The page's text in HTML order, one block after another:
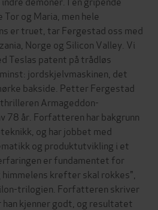
og Maria, men hele
er truet, tar Fergestad oss med
Norge og Silicon Valley. Vi
Teslas patent på trådløs
jordskjelvmaskinen, det
bakside. Petter Fergestad
Armageddon-
78 år. Forfatteren har bakgrunn
og har jobbet med
og produktutvikling i et
er fundamentet for
krefter skal rokkes",
trilogien. Forfatteren skriver
kjenner godt, og resultatet